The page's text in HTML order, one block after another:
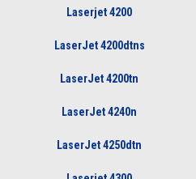
Laserjet 4200
LaserJet 4200dtns
LaserJet 4200tn
LaserJet 4240n
LaserJet 4250dtn